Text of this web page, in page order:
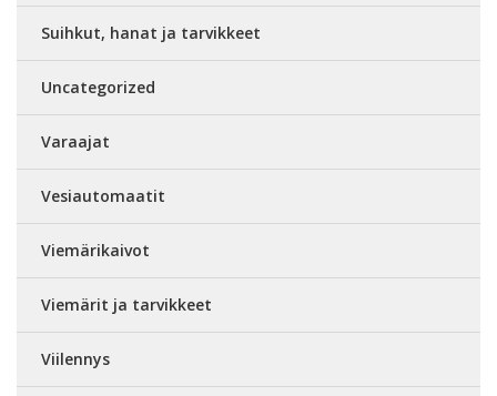
Suihkut, hanat ja tarvikkeet
Uncategorized
Varaajat
Vesiautomaatit
Viemärikaivot
Viemärit ja tarvikkeet
Viilennys